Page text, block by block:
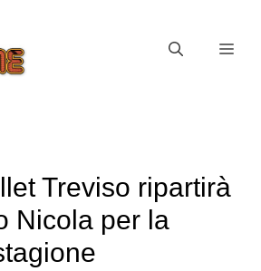
Treviso ripartirà
Nicola per la